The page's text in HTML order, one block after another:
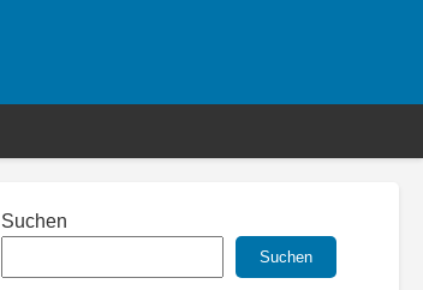
Suchen
Suchen